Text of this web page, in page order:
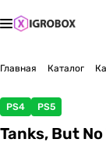
Главная Каталог
PS4 PS5
Tanks, But